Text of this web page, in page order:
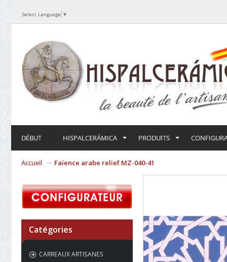
Select Language ▼
DÉBUT HISPALCERÁMICA PRODUITS
Accueil Faïence arabe relief MZ-040-41
Catégories
CARREAUX ARTISANES